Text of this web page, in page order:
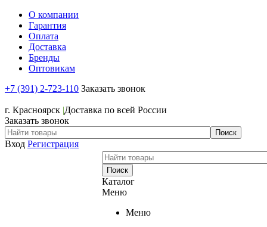
О компании
Гарантия
Оплата
Доставка
Бренды
Оптовикам
+7 (391) 2-723-110 Заказать звонок
г. Красноярск |Доставка по всей России
Заказать звонок
Вход Регистрация
Каталог
Меню
Меню